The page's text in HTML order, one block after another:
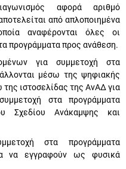
αφορά αριθμό
από απλοποιημένα
αναφέρονται όλες οι
προγράμματα προς ανάθεση.
για συμμετοχή στα
μέσω της ψηφιακής
ιστοσελίδας της ΑνΑΔ για
στα προγράμματα
Σχεδίου Ανάκαμψης και
στα προγράμματα
να εγγραφούν ως φυσικά